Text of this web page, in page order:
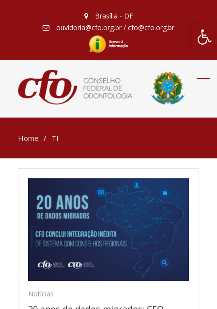
Barra
Brasília - DF
ouvidoria@cfo.org.br / cfo@cfo.org.br
Home TI
Notícias